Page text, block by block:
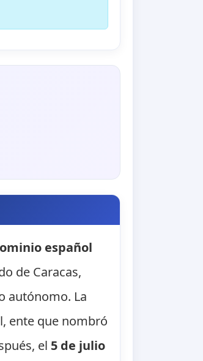
español
de Caracas,
autónomo. La
ente que nombró
el 5 de julio